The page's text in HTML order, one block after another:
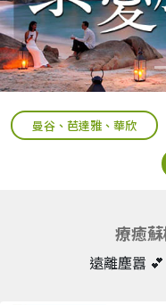
曼谷、芭達雅、華欣
療癒
遠離塵囂